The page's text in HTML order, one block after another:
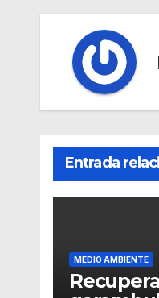
Entrada
MEDIO AMBIENTE